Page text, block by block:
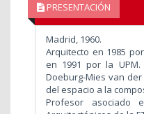
PRESENTACIÓN
Madrid, 1960.
Arquitecto en 1985
en 1991 por la UPM.
Doeburg-Mies van
del espacio a la
Profesor asociado